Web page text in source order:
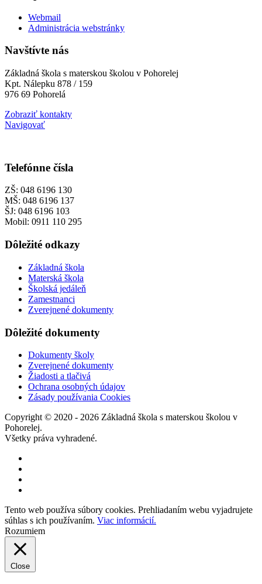
Webmail
Administrácia webstránky
Navštívte nás
Základná škola s materskou školou v Pohorelej
Kpt. Nálepku 878 / 159
976 69 Pohorelá
Zobraziť kontakty
Navigovať
Telefónne čísla
ZŠ: 048 6196 130
MŠ: 048 6196 137
ŠJ: 048 6196 103
Mobil: 0911 110 295
Dôležité odkazy
Základná škola
Materská škola
Školská jedáleň
Zamestnanci
Zverejnené dokumenty
Dôležité dokumenty
Dokumenty školy
Zverejnené dokumenty
Žiadosti a tlačivá
Ochrana osobných údajov
Zásady používania Cookies
Copyright © 2020 - 2026 Základná škola s materskou školou v
Pohorelej.
Všetky práva vyhradené.
Tento web používa súbory cookies. Prehliadaním webu vyjadrujete
súhlas s ich používaním. Viac informácií.
Rozumiem
Close